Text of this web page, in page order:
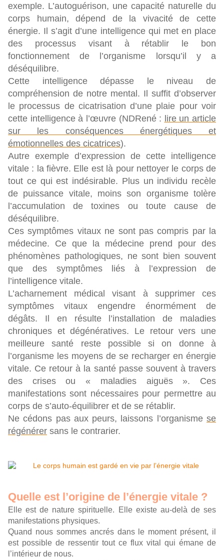
exemple. L’autoguérison, une capacité naturelle du
corps humain, dépend de la vivacité de cette
énergie. Il s’agit d’une intelligence qui met en place
des processus visant à rétablir le bon
fonctionnement de l’organisme lorsqu’il y a
déséquilibre.
Cette intelligence dépasse le niveau de
compréhension de notre mental. Il suffit d’observer
le processus de cicatrisation d’une plaie pour voir
cette intelligence à l’œuvre (NDRené : lire un article
sur les conséquences énergétiques et
émotionnelles des cicatrices).
Autre exemple d’expression de cette intelligence
vitale : la fièvre. Elle est là pour nettoyer le corps de
tout ce qui est indésirable. Plus un individu recèle
de puissance vitale, moins son organisme tolère
l’accumulation de toxines ou toute cause de
déséquilibre.
Ces symptômes vitaux ne sont pas compris par la
médecine. Ce que la médecine prend pour des
phénomènes pathologiques, ne sont bien souvent
que des symptômes liés à l’expression de
l’intelligence vitale.
L’acharnement médical visant à supprimer ces
symptômes vitaux engendre énormément de
dégâts. Il en résulte l’installation de maladies
chroniques et dégénératives. Le retour vers une
meilleure santé reste possible si on donne à
l’organisme les moyens de se recharger en énergie
vitale. Ce retour à la santé passe souvent à travers
des crises ou « maladies aiguës ». Ces
manifestations sont nécessaires pour permettre au
corps de s’auto-équilibrer et de se rétablir.
Ne cédons pas aux peurs, laissons l’organisme se
régénérer sans le contrarier.
Quelle est l’origine de l’énergie vitale ?
Elle est de nature spirituelle. Elle existe au-delà de ses
manifestations physiques.
Quand nous sommes ancrés dans le moment présent, il
est possible de ressentir tout ce flux vital qui émane de
l’intérieur de nous.